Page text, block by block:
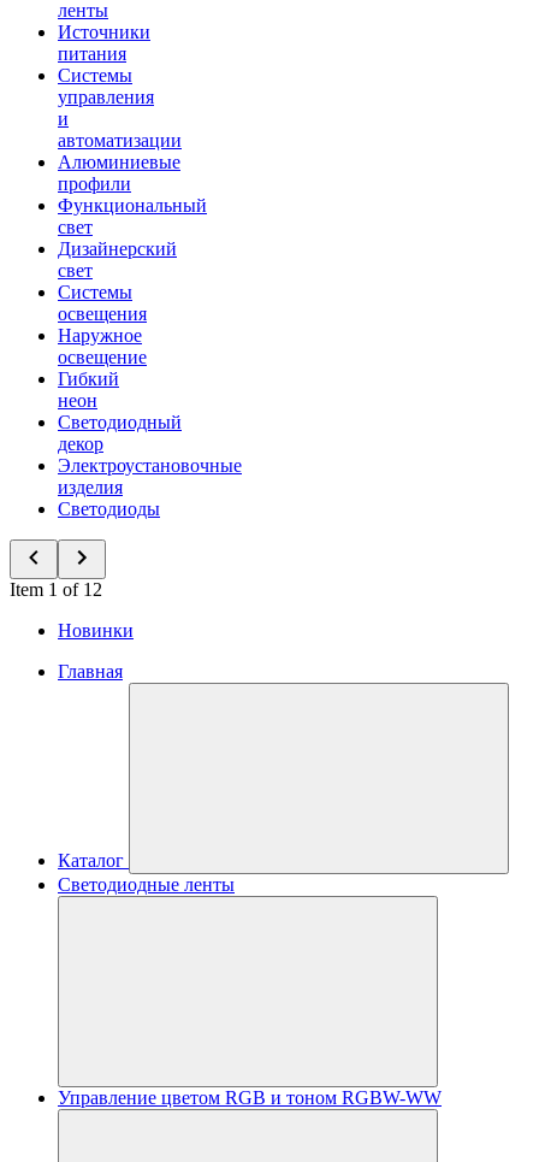
ленты
Источники
питания
Системы
управления
и
автоматизации
Алюминиевые
профили
Функциональный
свет
Дизайнерский
свет
Системы
освещения
Наружное
освещение
Гибкий
неон
Светодиодный
декор
Электроустановочные
изделия
Светодиоды
Item 1 of 12
Новинки
Главная
Каталог
Светодиодные ленты
Управление цветом RGB и тоном RGBW-WW